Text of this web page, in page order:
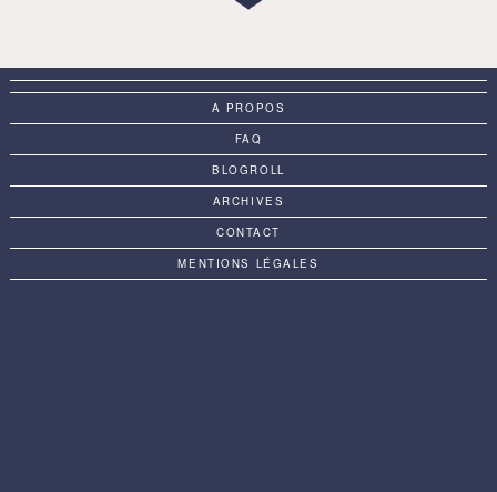
A PROPOS
FAQ
BLOGROLL
ARCHIVES
CONTACT
MENTIONS LÉGALES